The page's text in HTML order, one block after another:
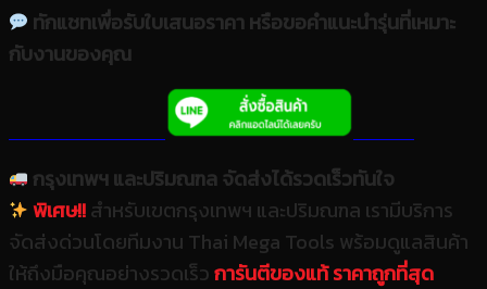
ทักแชทเพื่อรับใบเสนอราคา หรือขอคำแนะนำรุ่นที่เหมาะ
กับงานของคุณ
กรุงเทพฯ และปริมณฑล จัดส่งได้รวดเร็วทันใจ
พิเศษ!!สำหรับเขตกรุงเทพฯ และปริมณฑล เรามีบริการ
จัดส่งด่วนโดยทีมงาน Thai Mega Tools พร้อมดูแลสินค้า
ให้ถึงมือคุณอย่างรวดเร็วการันตีของแท้ ราคาถูกที่สุด